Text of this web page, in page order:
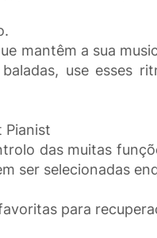
mantêm a sua
use esses
Pianist
das muitas
ser selecionadas
para